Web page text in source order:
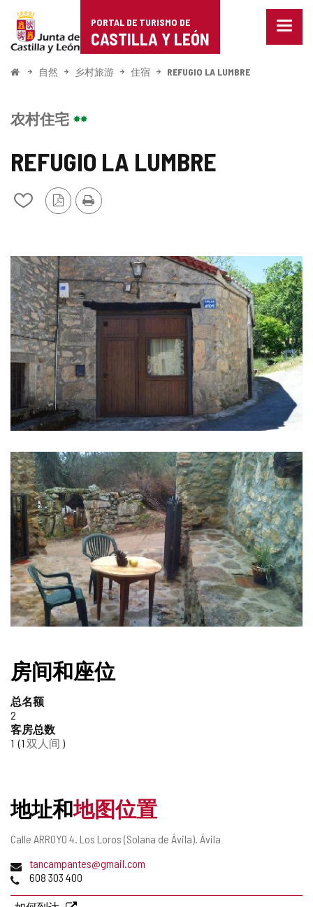
Portal
de
Turismo
Castilla
León
PORTAL DE TURISMO DE
CASTILLA Y LEÓN
菜
开
自然 乡村旅游 住宿 REFUGIO LA LUMBRE
REFUGIO LA LUMBRE
从
记
本
中
添
加/
删
除
PDF
版
打
印
图
片
库
农村住宅
房间和座位
总名额
2
客房总数
1
1 双人间
地址和地图位置
邮
地
址
Calle ARROYO 4. Los Loros (Solana de Ávila). Ávila
电
子
件
tancampantes@gmail.com
电
608 303 400